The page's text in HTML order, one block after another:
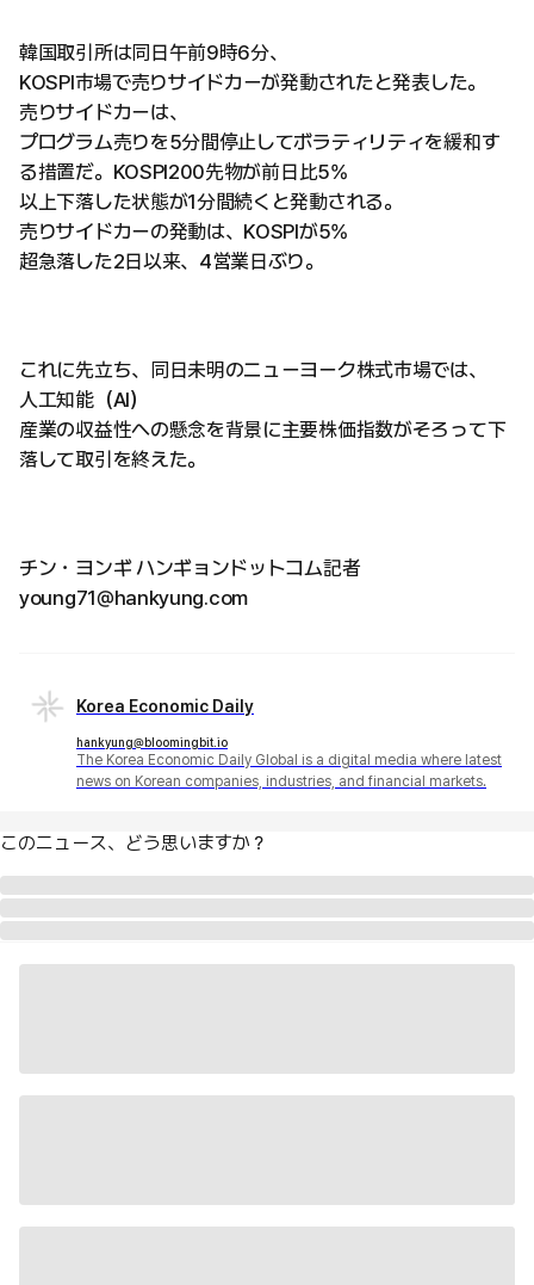
韓国取引所は同日午前9時6分、
KOSPI市場で売りサイドカーが発動されたと発表した。
売りサイドカーは、
プログラム売りを5分間停止してボラティリティを緩和す
る措置だ。KOSPI200先物が前日比5%
以上下落した状態が1分間続くと発動される。
売りサイドカーの発動は、KOSPIが5%
超急落した2日以来、4営業日ぶり。
これに先立ち、同日未明のニューヨーク株式市場では、
人工知能（AI）
産業の収益性への懸念を背景に主要株価指数がそろって下
落して取引を終えた。
チン・ヨンギ ハンギョンドットコム記者
young71@hankyung.com
Korea Economic Daily
hankyung@bloomingbit.io
The Korea Economic Daily Global is a digital media where latest
news on Korean companies, industries, and financial markets.
このニュース、どう思いますか？